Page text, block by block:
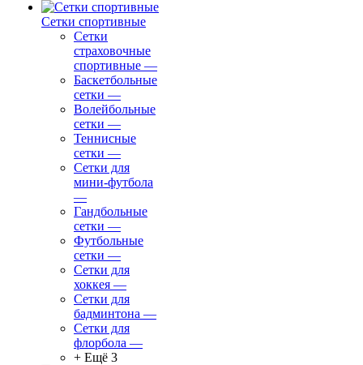
Сетки спортивные
Сетки
страховочные
спортивные —
Баскетбольные
сетки —
Волейбольные
сетки —
Теннисные
сетки —
Сетки для
мини-футбола
—
Гандбольные
сетки —
Футбольные
сетки —
Сетки для
хоккея —
Сетки для
бадминтона —
Сетки для
флорбола —
+ Ещё 3